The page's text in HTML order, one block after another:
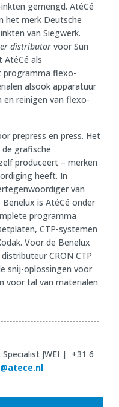
gemengd. AtéCé
het merk Deutsche
van Siegwerk.
distributor voor Sun
AtéCé als
programma flexo-
alsook apparatuur
reinigen van flexo-
prepress en press. Het
grafische
produceert – merken
heeft. In
van
is AtéCé onder
programma
CTP-systemen
Voor de Benelux
CRON CTP
snij-oplossingen voor
voor tal van materialen
JWEI | +31 6